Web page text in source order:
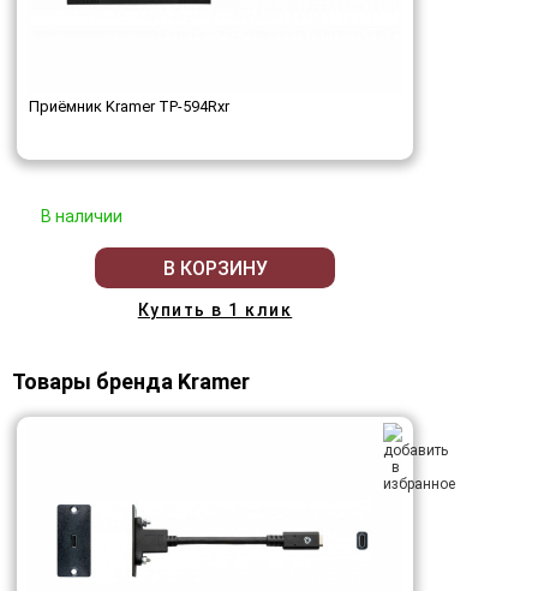
Приёмник Kramer TP-594Rxr
В наличии
В КОРЗИНУ
Купить в 1 клик
Товары бренда Kramer